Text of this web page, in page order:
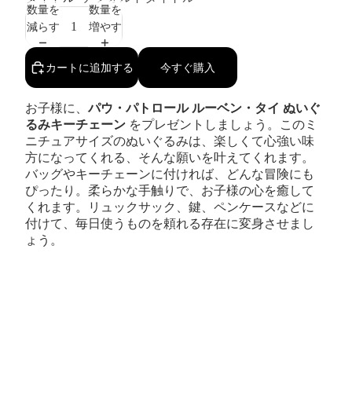
数量を
減らす
数量を
増やす
カートに追加する 今すぐ購入
お子様に、パウ・パトロール ルーベン・タイ ぬいぐ
るみキーチェーン をプレゼントしましょう。このミ
ニチュアサイズのぬいぐるみは、楽しくて心強い味
方になってくれる、そんな願いを叶えてくれます。
バッグやキーチェーンに付ければ、どんな冒険にも
ぴったり。柔らかな手触りで、お子様の心を癒して
くれます。リュックサック、鍵、ペンケースなどに
付けて、毎日使うものを頼れる存在に変身させまし
ょう。